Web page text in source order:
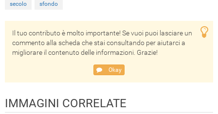
secolo
sfondo
Il tuo contributo è molto importante! Se vuoi puoi lasciare un
commento alla scheda che stai consultando per aiutarci a
migliorare il contenuto delle informazioni. Grazie!
Okay
IMMAGINI CORRELATE